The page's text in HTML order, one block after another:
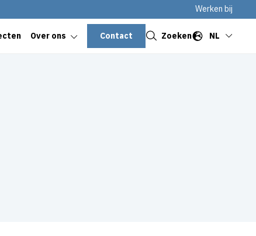
Werken bij
Over ons Contact NL
Zoeken
Sluiten